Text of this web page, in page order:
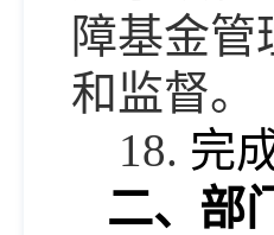
障基金
和监督。
18. 完
二、部